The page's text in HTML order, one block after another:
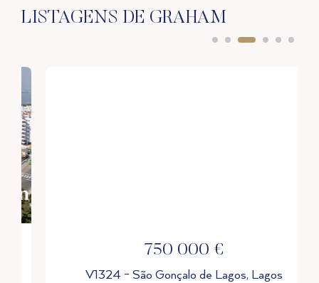
LISTAGENS DE GRAHAM
1 490 000 €
V1318 - Monte Lemos, Lagos